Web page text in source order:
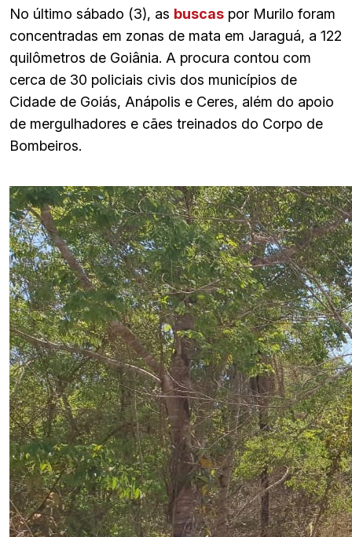
No último sábado (3), as buscas por Murilo foram
concentradas em zonas de mata em Jaraguá, a 122
quilômetros de Goiânia. A procura contou com
cerca de 30 policiais civis dos municípios de
Cidade de Goiás, Anápolis e Ceres, além do apoio
de mergulhadores e cães treinados do Corpo de
Bombeiros.